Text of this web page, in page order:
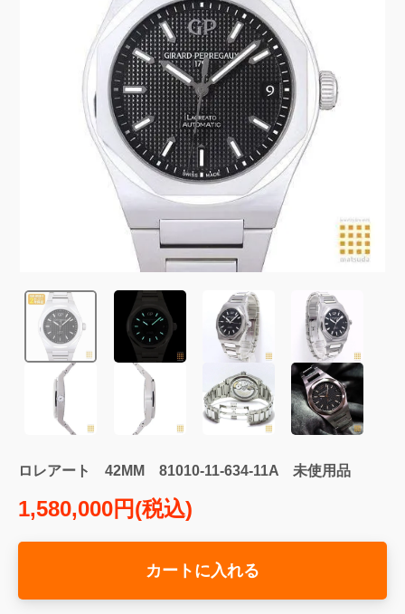
ロレアート 42MM 81010-11-634-11A 未使用品
1,580,000円(税込)
カートに入れる